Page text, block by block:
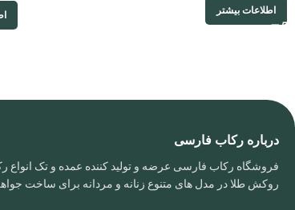
اطلاعات بیشتر
درباره رکاب فارسی
فروشگاه رکاب فارسی عرضه و تولید کننده عمده و تک انواع
روکش طلا در مدل های متنوع زنانه و مردانه برای ساخت